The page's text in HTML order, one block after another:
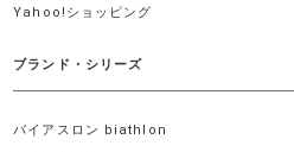
Yahoo!ショッピング
ブランド・シリーズ
バイアスロン biathlon